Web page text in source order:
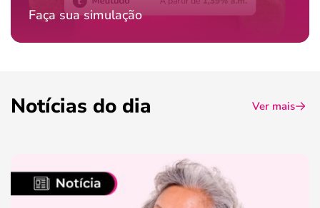
Faça sua simulação
Notícias do dia Ver mais